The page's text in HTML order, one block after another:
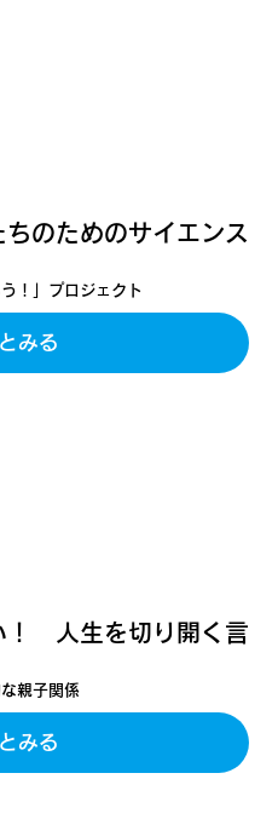
ちのためのサイエンス
！」プロジェクト
みる
！ 人生を切り開く言
親子関係
みる